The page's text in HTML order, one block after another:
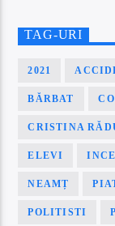
TAG-URI
2021
BĂRBAT
CRISTINA
ELEVI
NEAMȚ
POLITISTI